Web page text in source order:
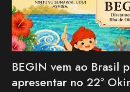
BEGIN vem ao Brasil
apresentar no 22º